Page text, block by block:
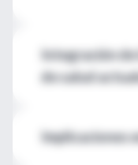
Integración
de salud
Implicaciones